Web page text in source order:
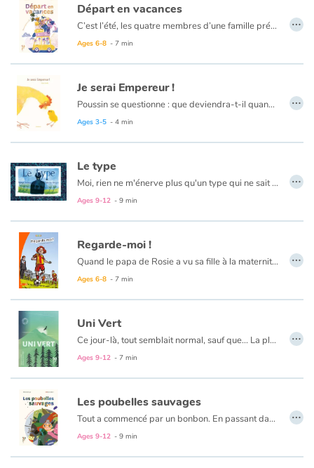
Départ en vacances
C’est l’été, les quatre membres d’une famille préparent le voyage pour le prochain départ en vacances. Le débat est lancé. Quel moyen de transport vont-ils utiliser ?
Ages 6-8 - 7 min
…
Je serai Empereur !
Poussin se questionne : que deviendra-t-il quand il sera grand ? La réponse de maman poule ne le satisfait pas. C'est décidé : il sera empereur ! Et voilà le lecteur embarqué dans une randonnée à la rencontre des animaux de la ferme. Chacun y va de sa requête. Poussin réussira-t-il à mettre tout le monde d'accord ? L'habit n'est-il pas trop grand pour un si petit poussin ?
Ages 3-5 - 4 min
…
Le type
Moi, rien ne m'énerve plus qu'un type qui ne sait pas sourire, alors j'ai ramassé un caillou ...
Ages 9-12 - 9 min
…
Regarde-moi !
Quand le papa de Rosie a vu sa fille à la maternité, son coeur s’est rempli de fierté. Après le fils aîné, il avait la petite princesse qu’il attendait. – Et si on l’appelait Rosie ? a-t-il proposé à Maman. Oui, mais voilà... Rosie a grandi, et elle n’aime ni le rose ni les poupées !
Ages 6-8 - 7 min
…
Uni Vert
Ce jour-là, tout semblait normal, sauf que... La pluie qui gratouillait les murs était verte, les troncs d’arbres vert perroquet, les boîtes aux lettres vert amande… On tentait de s’habituer. Les chercheurs cherchaient, les hommes politiques politisaient. Bref, ça n’avançait pas beaucoup...
Ages 9-12 - 7 min
…
Les poubelles sauvages
Tout a commencé par un bonbon. En passant dans la rue Dici, monsieur Dubalai, de la rue Dacoté, a jeté l’emballage de son caramel mou sur le trottoir. Un peu plus tard, madame Prout-prout, qui vit aussi rue Dacoté, a descendu dans la rue Dici une chaise à trois pieds. La même journée au même endroit, monsieur Léger s’est débarrassé de son vieux frigo. « J’ai tout vu ! » a glapi une voisine depuis sa fenêtre. Si elle avait su ce qui allait se passer après, peut-être aurait elle fait quelque chose, là, tout de suite. Au bout d’un moment, les gens de la rue Dici ont décidé de réagir. La guerre des poubelles sauvages était déclarée.
Ages 9-12 - 9 min
…